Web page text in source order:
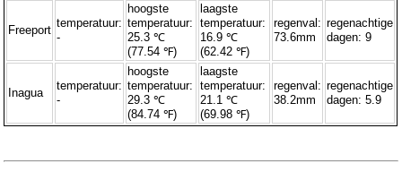
Freeport
temperatuur:
-
hoogste
temperatuur:
25.3 ℃
(77.54 ℉)
laagste
temperatuur:
16.9 ℃
(62.42 ℉)
regenval:
73.6mm
regenachtige
dagen: 9
Inagua
temperatuur:
-
hoogste
temperatuur:
29.3 ℃
(84.74 ℉)
laagste
temperatuur:
21.1 ℃
(69.98 ℉)
regenval:
38.2mm
regenachtige
dagen: 5.9